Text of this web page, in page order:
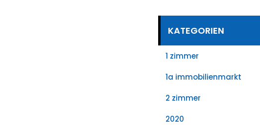
KATEGORIEN
1 zimmer
1a immobilienmarkt
2 zimmer
2020